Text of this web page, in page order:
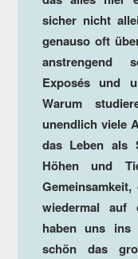
sicher nicht
genauso oft
anstrengend
Exposés und
Warum
unendlich viele
das Leben als
Höhen und
wiedermal auf
haben uns ins
schön das